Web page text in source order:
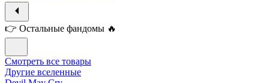
👉 Остальные фандомы 🔥
Смотреть все товары
Другие вселенные